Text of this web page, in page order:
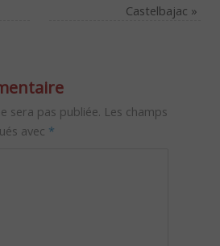
Castelbajac »
sera pas publiée. Les champs
avec *